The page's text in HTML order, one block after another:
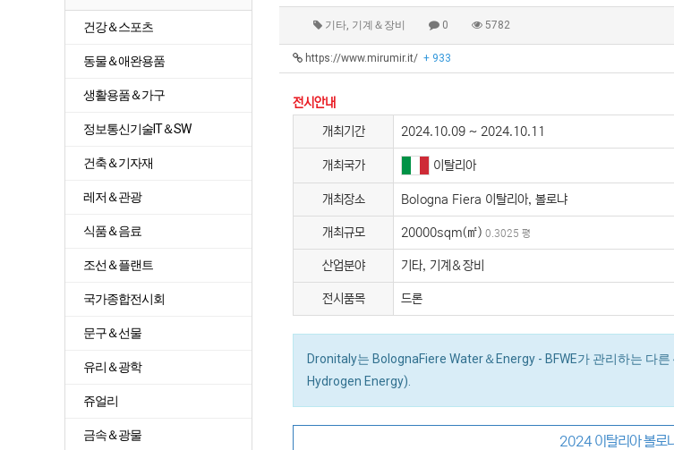
기타, 기계＆장비 0 5782
https://www.mirumir.it/ + 933
전시안내
개최기간
2024.10.09 ~ 2024.10.11
개최국가 이탈리아
개최장소 Bologna Fiera 이탈리아, 볼로냐
개최규모 20000sqm(㎡) 0.3025 평
산업분야 기타, 기계＆장비
전시품목 드론
Dronitaly는 BolognaFiere Water＆Energy - BFWE가 관리하는 다
Hydrogen Energy).
2024 이탈리아 볼로
건강＆스포츠
동물＆애완용품
생활용품＆가구
정보통신기술IT＆SW
건축＆기자재
레저＆관광
식품＆음료
조선＆플랜트
국가종합전시회
문구＆선물
유리＆광학
쥬얼리
금속＆광물